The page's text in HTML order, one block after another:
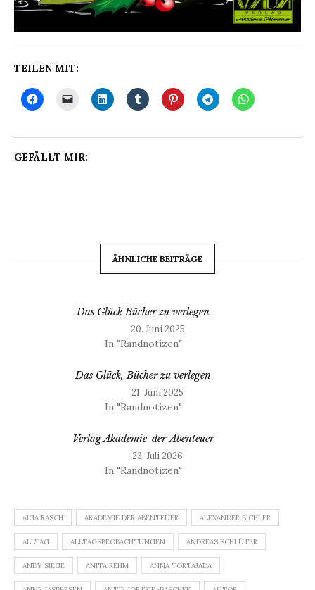
TEILEN MIT:
GEFÄLLT MIR:
ÄHNLICHE BEITRÄGE
Das Glück Bücher zu verlegen
20. Juni 2025
In "Randnotizen"
Das Glück, Bücher zu verlegen
21. Juni 2025
In "Randnotizen"
Verlag Akademie-der-Abenteuer
23. Juli 2026
In "Randnotizen"
AIGA RASCH AKADEMIE DER ABENTEUER ALEXANDER BICHLER
ALLTAG ALLTAGSBEOBACHTUNGEN ANDREAS SCHLÜTER
ANDY SIEGE ANITA REHM ANNA TORTAJADA